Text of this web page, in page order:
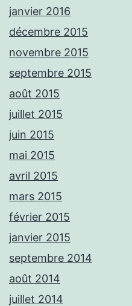
janvier 2016
décembre 2015
novembre 2015
septembre 2015
août 2015
juillet 2015
juin 2015
mai 2015
avril 2015
mars 2015
février 2015
janvier 2015
septembre 2014
août 2014
juillet 2014